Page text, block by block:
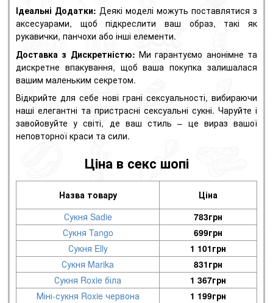
Ідеальні Додатки: Деякі моделі можуть поставлятися з
аксесуарами, щоб підкреслити ваш образ, такі як
рукавички, панчохи або інші елементи.
Доставка з Дискретністю: Ми гарантуємо анонімне та
дискретне впакування, щоб ваша покупка залишалася
вашим маленьким секретом.
Відкрийте для себе нові грані сексуальності, вибираючи
наші елегантні та пристрасні сексуальні сукні. Чаруйте і
завойовуйте у світі, де ваш стиль – це вираз вашої
неповторної краси та сили.
Ціна в секс шопі
Назва товару
Ціна
Сукня Sadie
783грн
Сукня Tango
699грн
Сукня Elly
1 101грн
Сукня Marika
831грн
Сукня Roxie біла
1 367грн
Міні-сукня Roxie червона
1 199грн